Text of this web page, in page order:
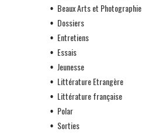
Beaux Arts et Photographie
Dossiers
Entretiens
Essais
Jeunesse
Littérature Etrangère
Littérature française
Polar
Sorties